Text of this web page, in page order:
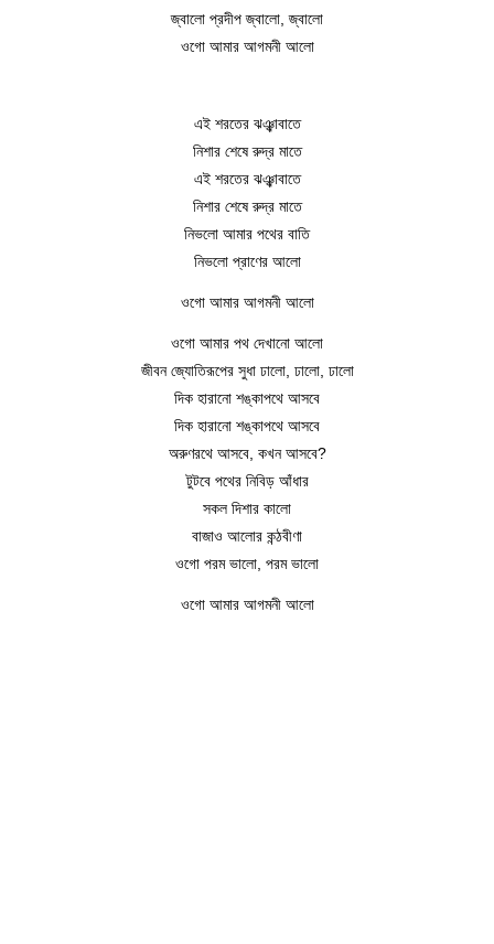
জ্বালো প্রদীপ জ্বালো, জ্বালো
ওগো আমার আগমনী আলো
এই শরতের ঝঞ্ঝাবাতে
নিশার শেষে রুদ্র মাতে
এই শরতের ঝঞ্ঝাবাতে
নিশার শেষে রুদ্র মাতে
নিভলো আমার পথের বাতি
নিভলো প্রাণের আলো
ওগো আমার আগমনী আলো
ওগো আমার পথ দেখানো আলো
জীবন জ্যোতিরূপের সুধা ঢালো, ঢালো, ঢালো
দিক হারানো শঙ্কাপথে আসবে
দিক হারানো শঙ্কাপথে আসবে
অরুণরথে আসবে, কখন আসবে?
টুটবে পথের নিবিড় আঁধার
সকল দিশার কালো
বাজাও আলোর কন্ঠবীণা
ওগো পরম ভালো, পরম ভালো
ওগো আমার আগমনী আলো